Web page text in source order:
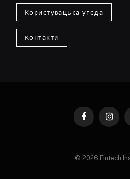
Користувацька угода
Контакти
Facebook
© 2026 Fintech